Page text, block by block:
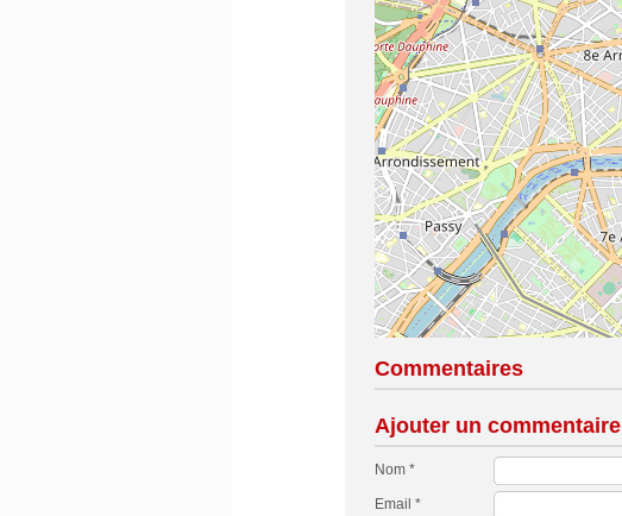
Commentaires
Ajouter un commentaire
Nom *
Email *